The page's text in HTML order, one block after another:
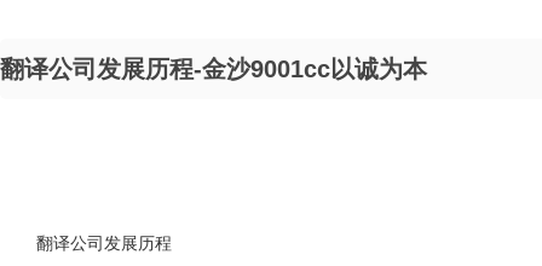
翻译公司发展历程-金沙9001cc以诚为本
翻译公司发展历程